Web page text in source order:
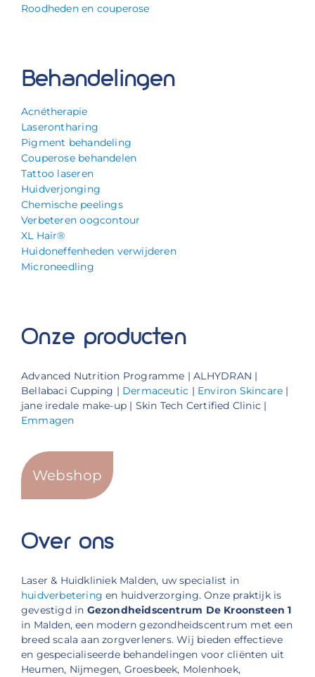
Roodheden en couperose
Behandelingen
Acnétherapie
Laserontharing
Pigment behandeling
Couperose behandelen
Tattoo laseren
Huidverjonging
Chemische peelings
Verbeteren oogcontour
XL Hair®
Huidoneffenheden verwijderen
Microneedling
Onze producten
Advanced Nutrition Programme | ALHYDRAN |
Bellabaci Cupping | Dermaceutic | Environ Skincare |
jane iredale make-up | Skin Tech Certified Clinic |
Emmagen
Webshop
Over ons
Laser & Huidkliniek Malden, uw specialist in
huidverbetering en huidverzorging. Onze praktijk is
gevestigd in Gezondheidscentrum De Kroonsteen 1
in Malden, een modern gezondheidscentrum met een
breed scala aan zorgverleners. Wij bieden effectieve
en gespecialiseerde behandelingen voor cliënten uit
Heumen, Nijmegen, Groesbeek, Molenhoek,